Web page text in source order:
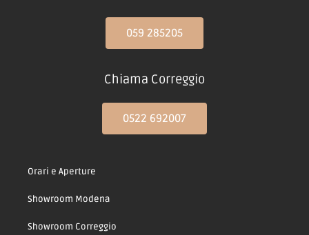
Chiama Modena
059 285205
Chiama Correggio